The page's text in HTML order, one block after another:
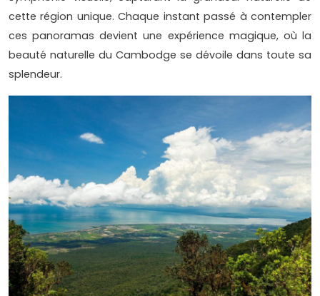
cette région unique. Chaque instant passé à contempler
ces panoramas devient une expérience magique, où la
beauté naturelle du Cambodge se dévoile dans toute sa
splendeur.